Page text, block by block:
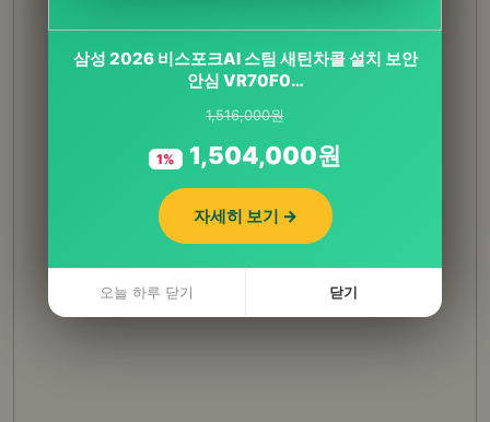
화영양제 유비퀴논 유비퀴…
자세히 보기 →
삼성 2026 비스포크AI 스팀 새틴차콜 설치 보안
안심 VR70F0…
1,516,000원
1% 1,504,000원
자세히 보기 →
오늘 하루 닫기 닫기